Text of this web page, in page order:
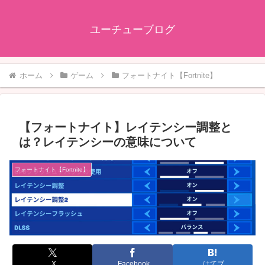
ユーチューブログ
ホーム ゲーム フォートナイト【Fortnite】
【フォートナイト】レイテンシー調整と
は？レイテンシーの意味について
フォートナイト【Fortnite】